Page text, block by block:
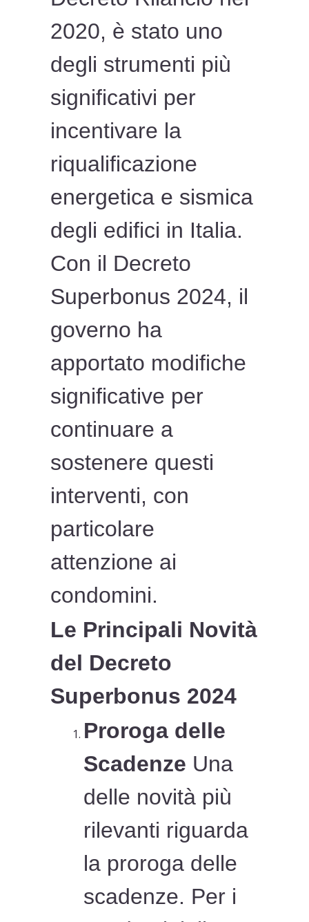
2020, è stato uno
degli strumenti più
significativi per
incentivare la
riqualificazione
energetica e sismica
degli edifici in Italia.
Con il Decreto
Superbonus 2024, il
governo ha
apportato modifiche
significative per
continuare a
sostenere questi
interventi, con
particolare
attenzione ai
condomini.
Le Principali Novità
del Decreto
Superbonus 2024
Proroga delle
Scadenze Una
delle novità più
rilevanti riguarda
la proroga delle
scadenze. Per i